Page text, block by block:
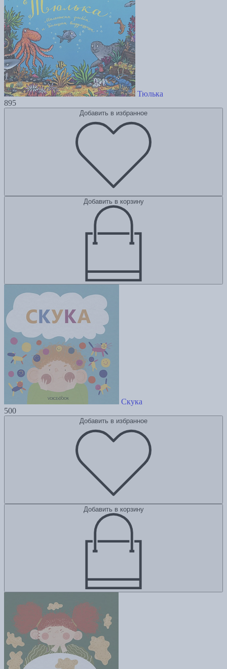
Тюлька
895
Добавить в избранное
Добавить в корзину
Скука
500
Добавить в избранное
Добавить в корзину